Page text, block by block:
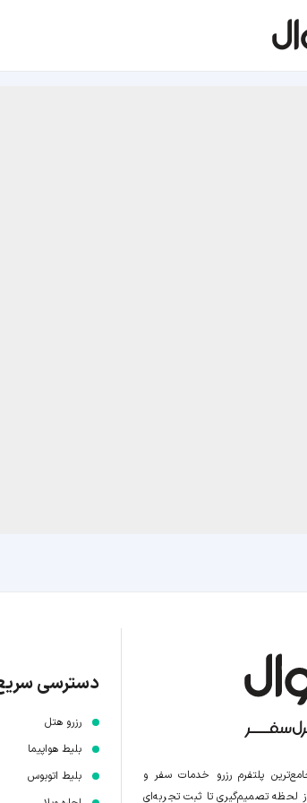
پلتفرم رزرو خدمات سفر و
لحظه‌ تصمیم‌گیری تا ثبت تجربه‌ای
دسترسی
رزرو هتل
بلیط هواپیما
بلیط اتوبوس